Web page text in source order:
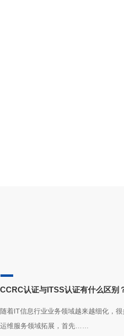
CCRC认证与ITSS认证有什么区别
随着IT信息行业业务领域越来越细化，
运维服务领域拓展，首先……